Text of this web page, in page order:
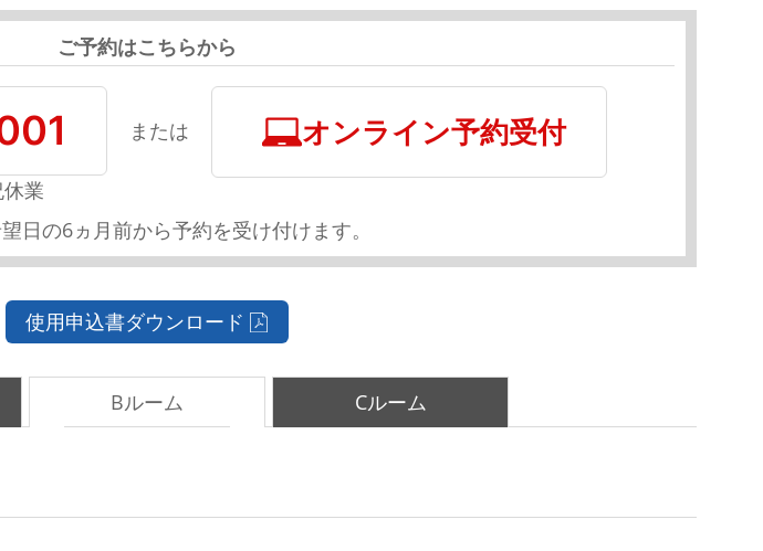
ご予約はこちらから
業
または オンライン予約受付
日の6ヵ月前から予約を受け付けます。
使用申込書ダウンロード
Bルーム Cルーム